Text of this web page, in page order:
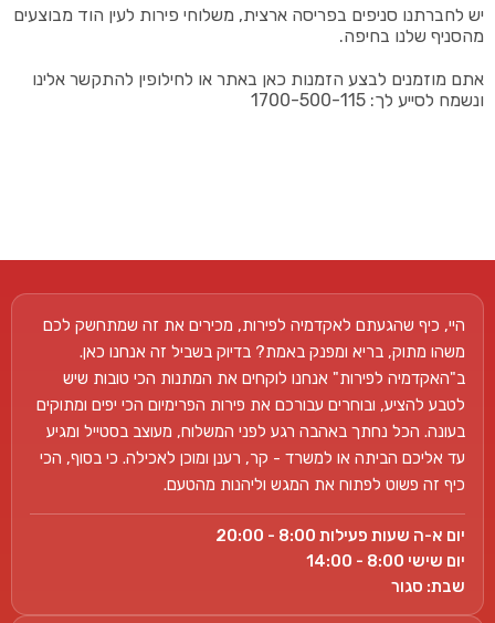
יש לחברתנו סניפים בפריסה ארצית, משלוחי פירות לעין הוד מבוצעים
מהסניף שלנו בחיפה.
אתם מוזמנים לבצע הזמנות כאן באתר או לחילופין להתקשר אלינו
ונשמח לסייע לך: 1700-500-115
היי, כיף שהגעתם לאקדמיה לפירות, מכירים את זה שמתחשק לכם
משהו מתוק, בריא ומפנק באמת? בדיוק בשביל זה אנחנו כאן.
ב"האקדמיה לפירות" אנחנו לוקחים את המתנות הכי טובות שיש
לטבע להציע, ובוחרים עבורכם את פירות הפרימיום הכי יפים ומתוקים
בעונה. הכל נחתך באהבה רגע לפני המשלוח, מעוצב בסטייל ומגיע
עד אליכם הביתה או למשרד - קר, רענן ומוכן לאכילה. כי בסוף, הכי
כיף זה פשוט לפתוח את המגש וליהנות מהטעם.
יום א-ה שעות פעילות 8:00 - 20:00
יום שישי 8:00 - 14:00
שבת: סגור